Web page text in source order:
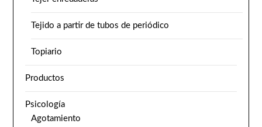
Tejido a partir de tubos de periódico
Topiario
Productos
Psicología
Agotamiento